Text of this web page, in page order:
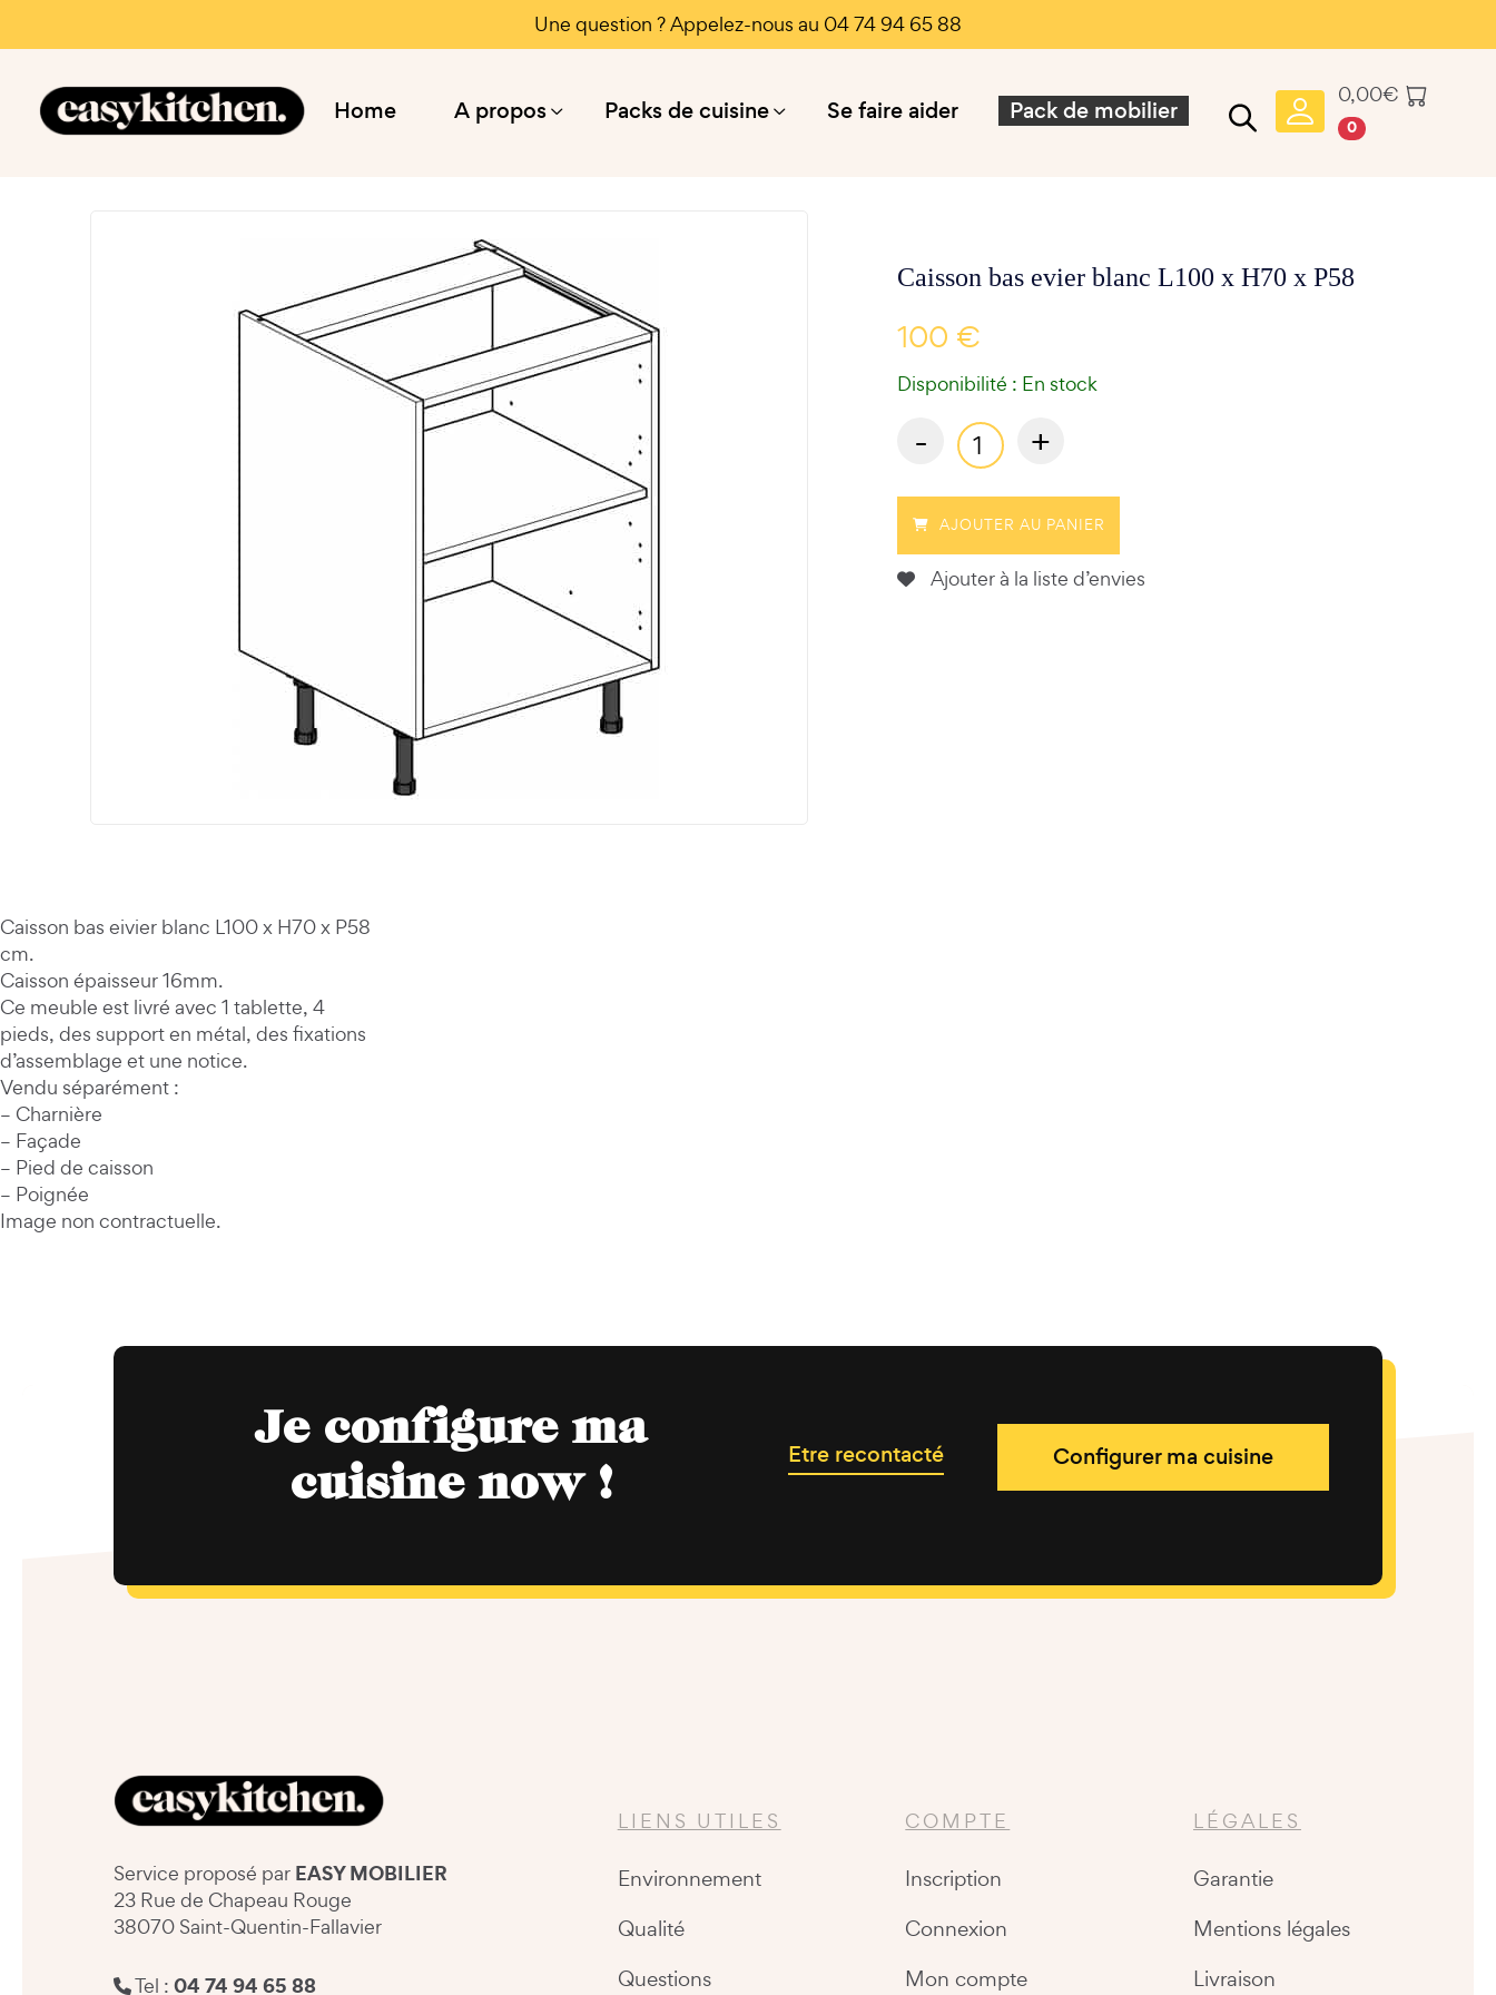
Une question ? Appelez-nous au 04 74 94 65 88
0,00€
0
Home A propos Packs de cuisine Se faire aider Pack de mobilier
Caisson bas evier blanc L100 x H70 x P58
100 €
Disponibilité : En stock
- +
AJOUTER AU PANIER
Ajouter à la liste d’envies
Caisson bas eivier blanc L100 x H70 x P58
cm.
Caisson épaisseur 16mm.
Ce meuble est livré avec 1 tablette, 4
pieds, des support en métal, des fixations
d’assemblage et une notice.
Vendu séparément :
– Charnière
– Façade
– Pied de caisson
– Poignée
Image non contractuelle.
Je configure ma
cuisine now !
Etre recontacté Configurer ma cuisine
Service proposé par EASY MOBILIER
23 Rue de Chapeau Rouge
38070 Saint-Quentin-Fallavier
Tel : 04 74 94 65 88
LIENS UTILES
Environnement
Qualité
Questions
COMPTE
Inscription
Connexion
Mon compte
LÉGALES
Garantie
Mentions légales
Livraison